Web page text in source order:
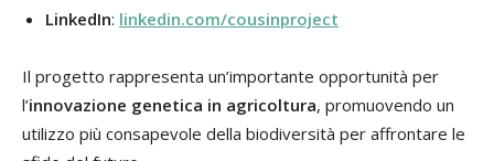
LinkedIn: linkedin.com/cousinproject
Il progetto rappresenta un’importante opportunità per
l’innovazione genetica in agricoltura, promuovendo un
utilizzo più consapevole della biodiversità per affrontare le